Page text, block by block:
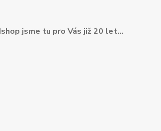
jsme tu pro Vás již 20 let...